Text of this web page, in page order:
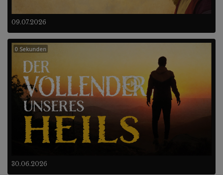
09.07.2026
30.06.2026
0 Sekunden